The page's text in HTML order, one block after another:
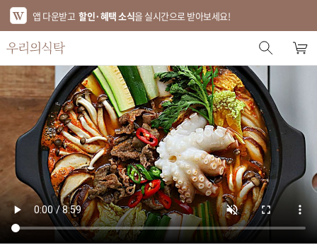
앱 다운받고 할인·혜택 소식을 실시간으로 받아보세요!
스토어 홈
에디터 추천
한정특가
베스트
신상품
기획전